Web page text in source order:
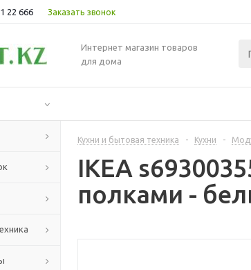
22 666 Заказать звонок
Интернет магазин товаров
для дома
Кухни и бытовая техника - Кухни -
IKEA
полками -